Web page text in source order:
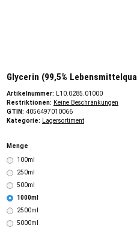
Glycerin (99,5%
Artikelnummer: L10.0285.01000
Restriktionen: Keine Beschränkungen
GTIN: 4056497010066
Kategorie: Lagersortiment
Menge
100ml
250ml
500ml
1000ml
2500ml
5000ml